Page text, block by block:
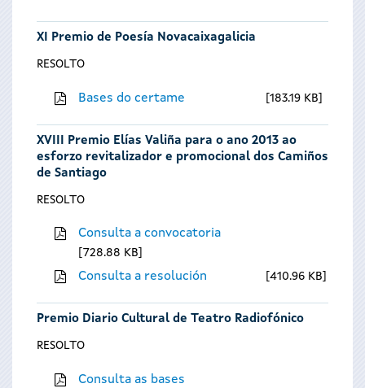
XI Premio de Poesía Novacaixagalicia
RESOLTO
Bases do certame 183.19 KB
XVIII Premio Elías Valiña para o ano 2013 ao
esforzo revitalizador e promocional dos Camiños
de Santiago
RESOLTO
Consulta a convocatoria
728.88 KB
Consulta a resolución 410.96 KB
Premio Diario Cultural de Teatro Radiofónico
RESOLTO
Consulta as bases